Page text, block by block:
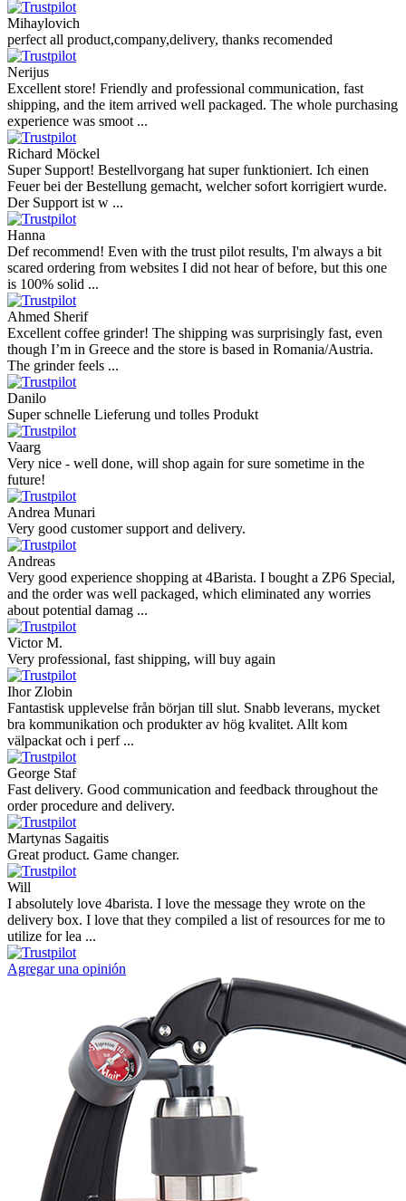
Mihaylovich
perfect all product,company,delivery, thanks recomended
Nerijus
Excellent store! Friendly and professional communication, fast
shipping, and the item arrived well packaged. The whole purchasing
experience was smoot ...
Richard Möckel
Super Support! Bestellvorgang hat super funktioniert. Ich einen
Feuer bei der Bestellung gemacht, welcher sofort korrigiert wurde.
Der Support ist w ...
Hanna
Def recommend! Even with the trust pilot results, I'm always a bit
scared ordering from websites I did not hear of before, but this one
is 100% solid ...
Ahmed Sherif
Excellent coffee grinder! The shipping was surprisingly fast, even
though I’m in Greece and the store is based in Romania/Austria.
The grinder feels ...
Danilo
Super schnelle Lieferung und tolles Produkt
Vaarg
Very nice - well done, will shop again for sure sometime in the
future!
Andrea Munari
Very good customer support and delivery.
Andreas
Very good experience shopping at 4Barista. I bought a ZP6 Special,
and the order was well packaged, which eliminated any worries
about potential damag ...
Victor M.
Very professional, fast shipping, will buy again
Ihor Zlobin
Fantastisk upplevelse från början till slut. Snabb leverans, mycket
bra kommunikation och produkter av hög kvalitet. Allt kom
välpackat och i perf ...
George Staf
Fast delivery. Good communication and feedback throughout the
order procedure and delivery.
Martynas Sagaitis
Great product. Game changer.
Will
I absolutely love 4barista. I love the message they wrote on the
delivery box. I love that they compiled a list of resources for me to
utilize for lea ...
Agregar una opinión